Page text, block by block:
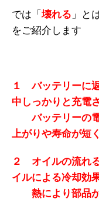
では「 壊れる 」と
をご紹介します
１ バッテリーに
中しっかりと充電
バッテリーの電
上がりや寿命が短
２ オイルの流れ
イルによる冷却効
熱により部品が